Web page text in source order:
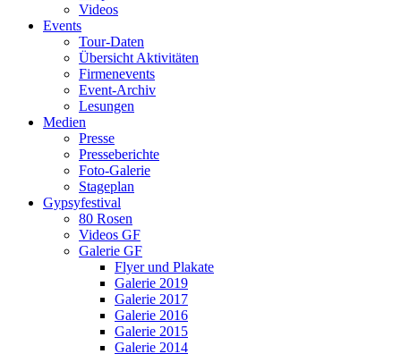
Videos
Events
Tour-Daten
Übersicht Aktivitäten
Firmenevents
Event-Archiv
Lesungen
Medien
Presse
Presseberichte
Foto-Galerie
Stageplan
Gypsyfestival
80 Rosen
Videos GF
Galerie GF
Flyer und Plakate
Galerie 2019
Galerie 2017
Galerie 2016
Galerie 2015
Galerie 2014